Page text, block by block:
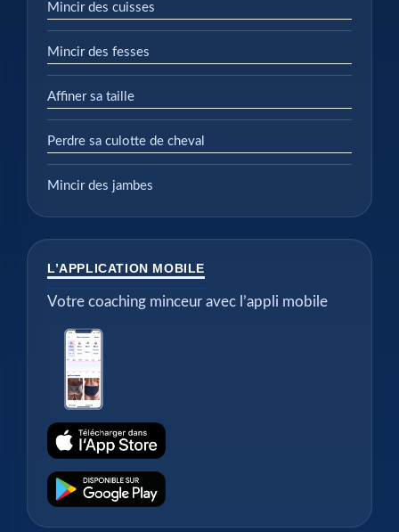
Mincir des cuisses
Mincir des fesses
Affiner sa taille
Perdre sa culotte de cheval
Mincir des jambes
L’APPLICATION MOBILE
Votre coaching minceur avec l’appli mobile